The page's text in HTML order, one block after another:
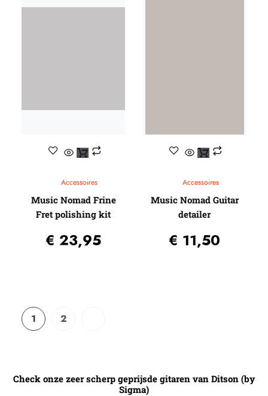
Accessoires
Music Nomad Frine
Fret polishing kit
€ 23,95
Accessoires
Music Nomad Guitar
detailer
€ 11,50
1 2
Check onze zeer scherp geprijsde gitaren van Ditson (by
Sigma)